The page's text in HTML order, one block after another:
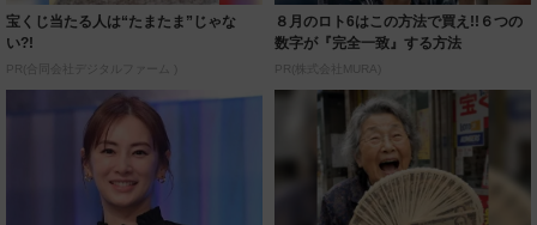
宝くじ当たる人は“たまたま”じゃな
い?!
PR(合同会社デジタルファーム )
８月のロト6はこの方法で買え!!６つの
数字が『完全一致』する方法
PR(株式会社MURA)